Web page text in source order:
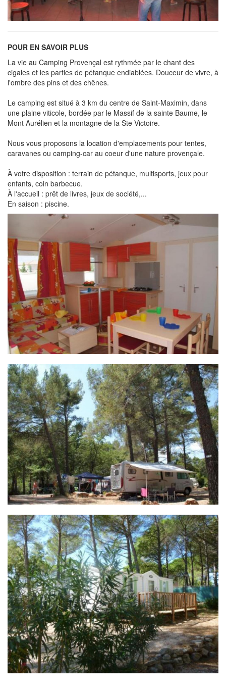
POUR EN SAVOIR PLUS
La vie au Camping Provençal est rythmée par le chant des
cigales et les parties de pétanque endiablées. Douceur de vivre, à
l'ombre des pins et des chênes.
Le camping est situé à 3 km du centre de Saint-Maximin, dans
une plaine viticole, bordée par le Massif de la sainte Baume, le
Mont Aurélien et la montagne de la Ste Victoire.
Nous vous proposons la location d'emplacements pour tentes,
caravanes ou camping-car au coeur d'une nature provençale.
À votre disposition : terrain de pétanque, multisports, jeux pour
enfants, coin barbecue.
À l'accueil : prêt de livres, jeux de société,...
En saison : piscine.